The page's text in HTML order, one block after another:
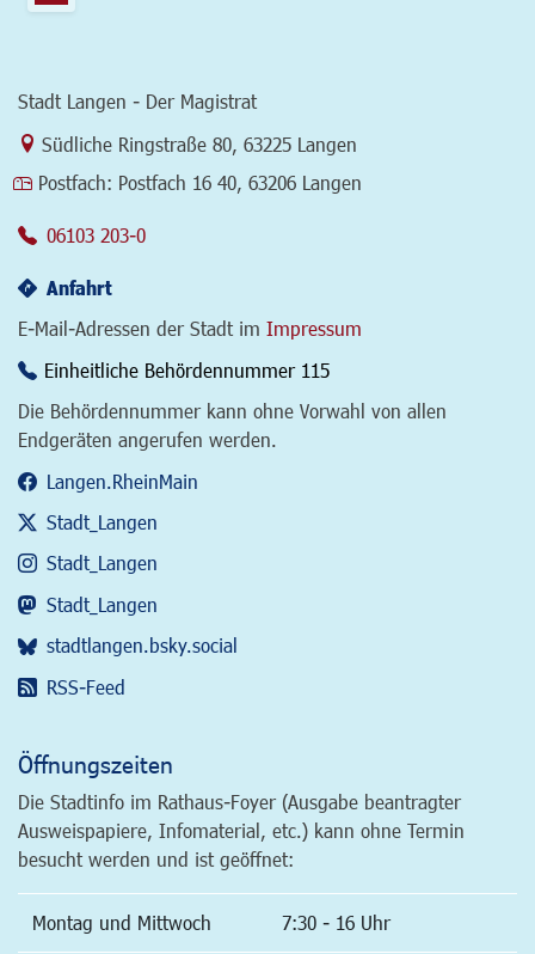
Stadt Langen - Der Magistrat
Link zur Google-Maps Navigation
Südliche Ringstraße 80, 63225 Langen
Postfach: Postfach 16 40, 63206 Langen
06103 203-0
Anfahrt
E-Mail-Adressen der Stadt im Impressum
Einheitliche Behördennummer 115
Die Behördennummer kann ohne Vorwahl von allen
Endgeräten angerufen werden.
Langen.RheinMain
Stadt_Langen
Stadt_Langen
Stadt_Langen
stadtlangen.bsky.social
RSS-Feed
Öffnungszeiten
Die Stadtinfo im Rathaus-Foyer (Ausgabe beantragter
Ausweispapiere, Infomaterial, etc.) kann ohne Termin
besucht werden und ist geöffnet:
Montag und Mittwoch 7:30 - 16 Uhr